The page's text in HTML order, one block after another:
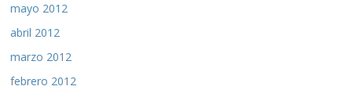
mayo 2012
abril 2012
marzo 2012
febrero 2012